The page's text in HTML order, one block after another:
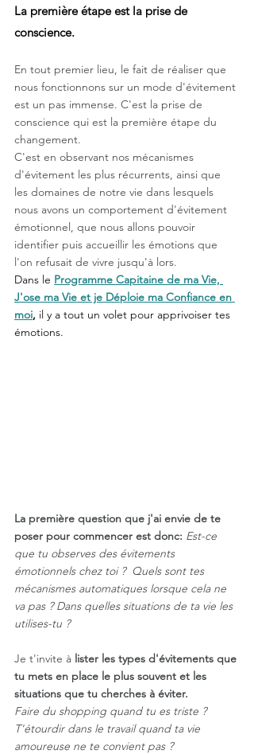
La première étape est la prise de
conscience.
En tout premier lieu, le fait de réaliser que
nous fonctionnons sur un mode d'évitement
est un pas immense. C'est la prise de
conscience qui est la première étape du
changement.
C'est en observant nos mécanismes
d'évitement les plus récurrents, ainsi que
les domaines de notre vie dans lesquels
nous avons un comportement d'évitement
émotionnel, que nous allons pouvoir
identifier puis accueillir les émotions que
l'on refusait de vivre jusqu'à lors.
Dans le Programme Capitaine de ma Vie,
J'ose ma Vie et je Déploie ma Confiance en
moi, il y a tout un volet pour apprivoiser tes
émotions.
La première question que j'ai envie de te
poser pour commencer est donc: Est-ce
que tu observes des évitements
émotionnels chez toi ?  Quels sont tes
mécanismes automatiques lorsque cela ne
va pas ? Dans quelles situations de ta vie les
utilises-tu ?
Je t'invite à lister les types d'évitements que
tu mets en place le plus souvent et les
situations que tu cherches à éviter.
Faire du shopping quand tu es triste ?
T'étourdir dans le travail quand ta vie
amoureuse ne te convient pas ?